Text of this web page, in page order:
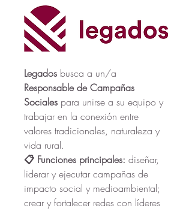
Legados
Responsable de Campañas
Sociales para unirse a su equipo y
trabajar en la conexión entre
valores tradicionales, naturaleza y
vida rural.
📋 Funciones principales: diseñar,
liderar y ejecutar campañas de
impacto social y medioambiental;
crear y fortalecer redes con líderes